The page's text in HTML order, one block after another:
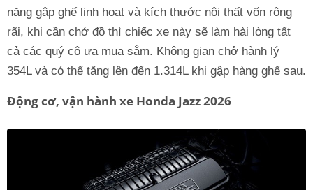
năng gập ghế linh hoạt và kích thước nội thất vốn rộng
rãi, khi cần chở đồ thì chiếc xe này sẽ làm hài lòng tất
cả các quý cô ưa mua sắm. Không gian chở hành lý
354L và có thể tăng lên đến 1.314L khi gập hàng ghế sau.
Động cơ, vận hành xe Honda Jazz 2026